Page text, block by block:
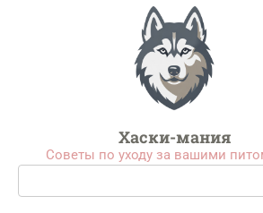
Хаски-мания
Советы по уходу за вашими
Поиск: